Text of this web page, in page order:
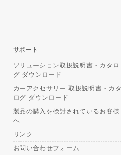
サポート
ソリューション取扱説明書・カタロ
グ ダウンロード
カーアクセサリー 取扱説明書・カタ
ログ ダウンロード
製品の購入を検討されているお客様
へ
リンク
お問い合わせフォーム